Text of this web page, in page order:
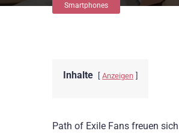
Smartphones
Inhalte Anzeigen
Path of Exile Fans freuen